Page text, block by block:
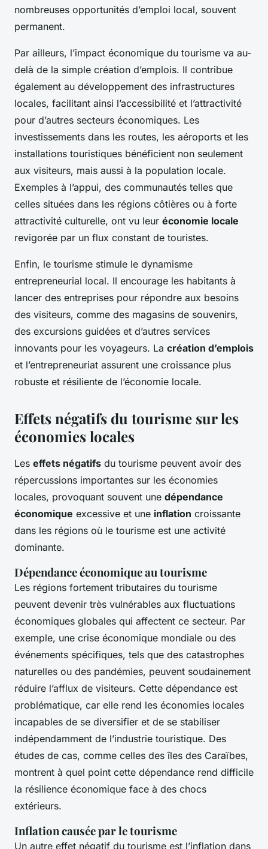
nombreuses opportunités d’emploi local, souvent
permanent.
Par ailleurs, l’impact économique du tourisme va au-
delà de la simple création d’emplois. Il contribue
également au développement des infrastructures
locales, facilitant ainsi l’accessibilité et l’attractivité
pour d’autres secteurs économiques. Les
investissements dans les routes, les aéroports et les
installations touristiques bénéficient non seulement
aux visiteurs, mais aussi à la population locale.
Exemples à l’appui, des communautés telles que
celles situées dans les régions côtières ou à forte
attractivité culturelle, ont vu leur économie locale
revigorée par un flux constant de touristes.
Enfin, le tourisme stimule le dynamisme
entrepreneurial local. Il encourage les habitants à
lancer des entreprises pour répondre aux besoins
des visiteurs, comme des magasins de souvenirs,
des excursions guidées et d’autres services
innovants pour les voyageurs. La création d’emplois
et l’entrepreneuriat assurent une croissance plus
robuste et résiliente de l’économie locale.
Effets négatifs du tourisme sur les
économies locales
Les effets négatifs du tourisme peuvent avoir des
répercussions importantes sur les économies
locales, provoquant souvent une dépendance
économique excessive et une inflation croissante
dans les régions où le tourisme est une activité
dominante.
Dépendance économique au tourisme
Les régions fortement tributaires du tourisme
peuvent devenir très vulnérables aux fluctuations
économiques globales qui affectent ce secteur. Par
exemple, une crise économique mondiale ou des
événements spécifiques, tels que des catastrophes
naturelles ou des pandémies, peuvent soudainement
réduire l’afflux de visiteurs. Cette dépendance est
problématique, car elle rend les économies locales
incapables de se diversifier et de se stabiliser
indépendamment de l’industrie touristique. Des
études de cas, comme celles des îles des Caraïbes,
montrent à quel point cette dépendance rend difficile
la résilience économique face à des chocs
extérieurs.
Inflation causée par le tourisme
Un autre effet négatif du tourisme est l’inflation dans